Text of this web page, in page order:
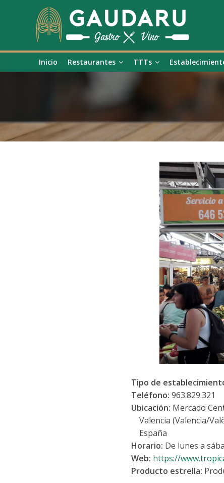
Inicio Restaurantes TTTs
Tipo de
Teléfono: 963.829.321
Ubicación: Mercado
Valencia (Valencia/
España
Horario: De lunes a
Web: https://
Producto estrella: